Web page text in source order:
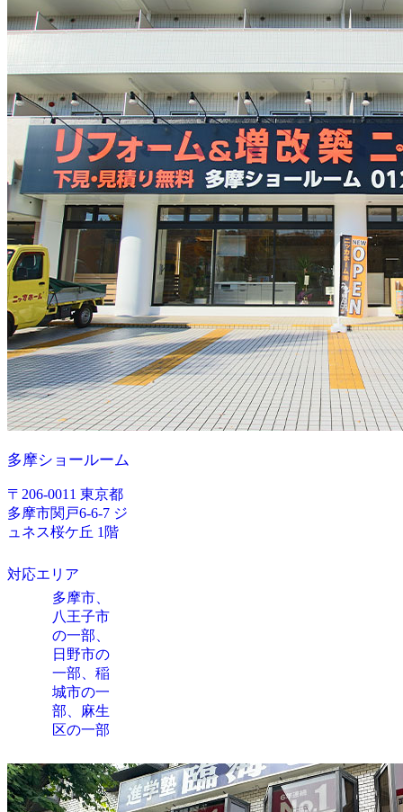
多摩ショールーム
〒206-0011 東京都
多摩市関戸6-6-7 ジ
ュネス桜ケ丘 1階
対応エリア
多摩市、
八王子市
の一部、
日野市の
一部、稲
城市の一
部、麻生
区の一部